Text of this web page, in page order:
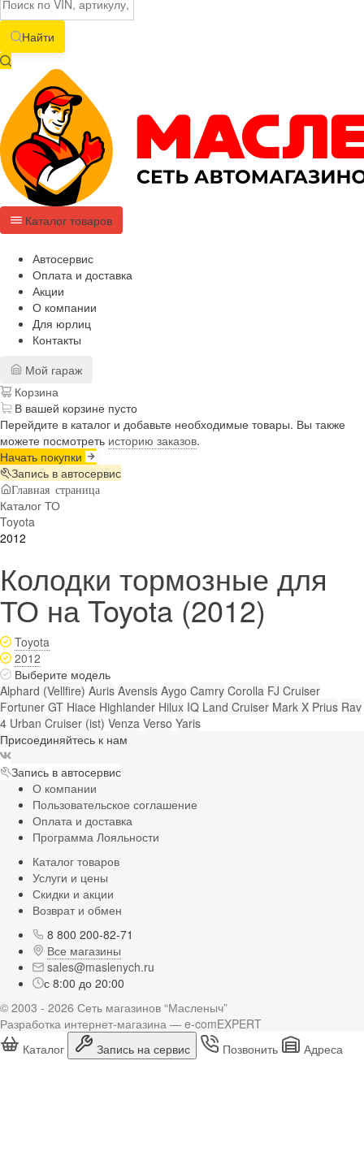
Найти
Каталог товаров
Автосервис
Оплата и доставка
Акции
О компании
Для юрлиц
Контакты
Мой гараж
Корзина
В вашей корзине пусто
Перейдите в каталог и добавьте необходимые товары. Вы также
можете посмотреть историю заказов.
Начать покупки
Запись в автосервис
Главная страница
Каталог ТО
Toyota
2012
Колодки тормозные для
ТО на Toyota (2012)
Toyota
2012
Выберите модель
Alphard (Vellfire) Auris Avensis Aygo Camry Corolla FJ Cruiser
Fortuner GT Hiace Highlander Hilux IQ Land Cruiser Mark X Prius Rav
4 Urban Cruiser (ist) Venza Verso Yaris
Присоединяйтесь к нам
Запись в автосервис
О компании
Пользовательское соглашение
Оплата и доставка
Программа Лояльности
Каталог товаров
Услуги и цены
Скидки и акции
Возврат и обмен
8 800 200-82-71
Все магазины
sales@maslenych.ru
с 8:00 до 20:00
© 2003 - 2026 Сеть магазинов “Масленыч”
Разработка интернет-магазина — e-comEXPERT
Каталог
Запись на сервис Позвонить Адреса